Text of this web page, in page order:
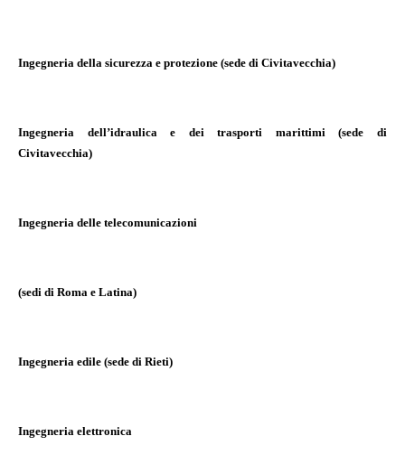
Ingegneria della sicurezza e protezione (sede di Civitavecchia)
Ingegneria dell’idraulica e dei trasporti marittimi (sede di
Civitavecchia)
Ingegneria delle telecomunicazioni
(sedi di Roma e Latina)
Ingegneria edile (sede di Rieti)
Ingegneria elettronica